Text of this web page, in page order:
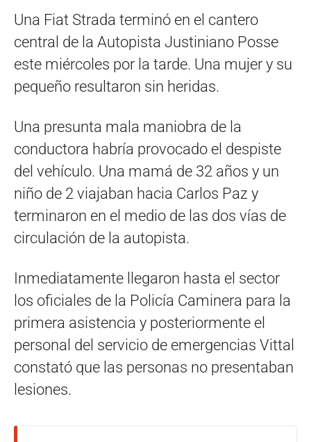
Una Fiat Strada terminó en el cantero
central de la Autopista Justiniano Posse
este miércoles por la tarde. Una mujer y su
pequeño resultaron sin heridas.
Una presunta mala maniobra de la
conductora habría provocado el despiste
del vehículo. Una mamá de 32 años y un
niño de 2 viajaban hacia Carlos Paz y
terminaron en el medio de las dos vías de
circulación de la autopista.
Inmediatamente llegaron hasta el sector
los oficiales de la Policía Caminera para la
primera asistencia y posteriormente el
personal del servicio de emergencias Vittal
constató que las personas no presentaban
lesiones.